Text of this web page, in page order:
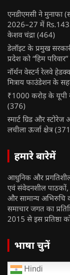
एनडीएमसी ने मुनाफा
2026–27 में
केशव चंद्रा (464)
डेलॉइट के प्रमुख
प्रदेश को “हिम
नॉर्थन वेस्टर्न रेलवे
मित्राय फाउंडेशन के
₹1000 करोड़ के यूपी
(376)
स्मार्ट ग्रिड और
लचीला ऊर्जा क्षेत्र
हमारे बारेमें
आधुनिक और प्रगतिशील
एवं संवेदनशील पाठकों,
और सामान्य अभिरुचि
समाचार जगत का
2015 से इस प्रतिष्ठा
भाषा चुनें
Hindi